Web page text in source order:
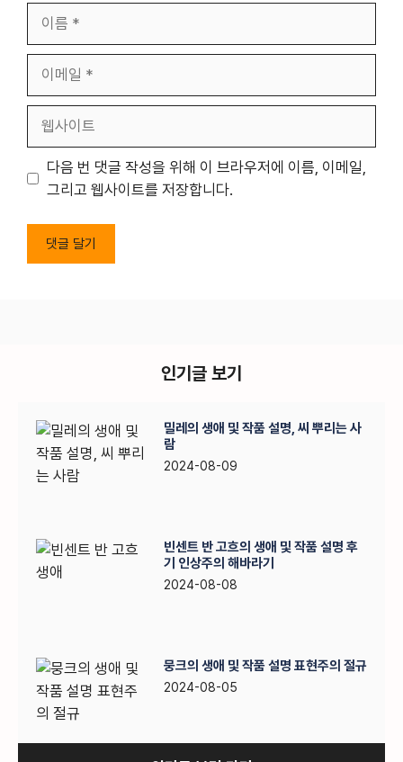
일
트
다음 번 댓글 작성을 위해 이 브라우저에 이름, 이메일,
그리고 웹사이트를 저장합니다.
인기글 보기
밀레의 생애 및 작품 설명, 씨 뿌리는 사
람
2024-08-09
빈센트 반 고흐의 생애 및 작품 설명 후
기 인상주의 해바라기
2024-08-08
뭉크의 생애 및 작품 설명 표현주의 절규
2024-08-05